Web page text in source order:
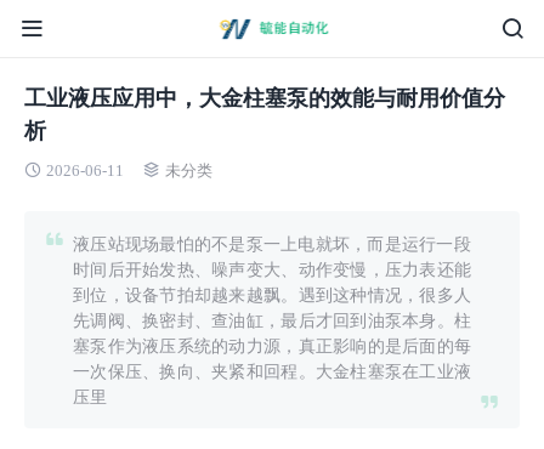
工业液压应用中，大金柱塞泵的效能与耐用价值分
析
2026-06-11 未分类
液压站现场最怕的不是泵一上电就坏，而是运行一段
时间后开始发热、噪声变大、动作变慢，压力表还能
到位，设备节拍却越来越飘。遇到这种情况，很多人
先调阀、换密封、查油缸，最后才回到油泵本身。柱
塞泵作为液压系统的动力源，真正影响的是后面的每
一次保压、换向、夹紧和回程。大金柱塞泵在工业液
压里